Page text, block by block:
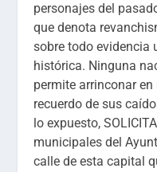
personajes del
que denota
sobre todo evidencia
histórica. Ninguna
permite arrinconar
recuerdo de sus
lo expuesto,
municipales del
calle de esta capital